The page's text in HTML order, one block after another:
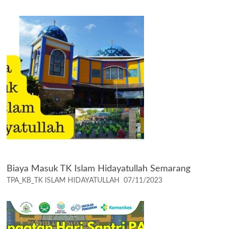
Biaya Masuk TK Islam Hidayatullah Semarang
TPA_KB_TK ISLAM HIDAYATULLAH 07/11/2023